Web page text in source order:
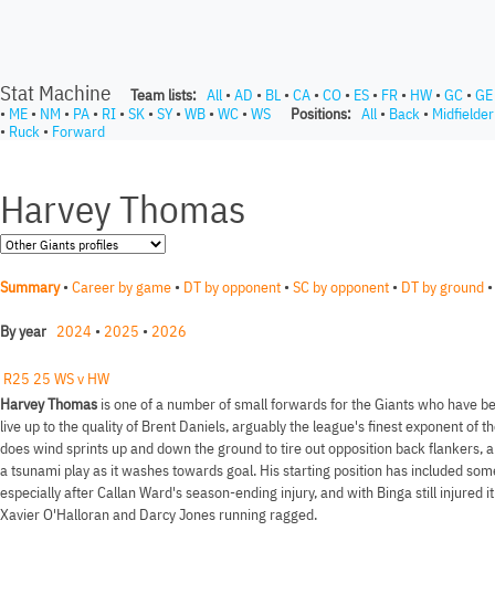
Stat Machine Team lists: All • AD • BL • CA • CO • ES • FR • HW • GC • GE
• ME • NM • PA • RI • SK • SY• WB • WC • WS Positions: All • Back • Midfielder
• Ruck • Forward